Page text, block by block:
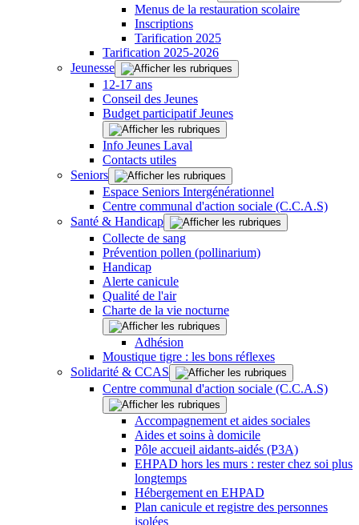
Menus de la restauration scolaire
Inscriptions
Tarification 2025
Tarification 2025-2026
Jeunesse
12-17 ans
Conseil des Jeunes
Budget participatif Jeunes
Info Jeunes Laval
Contacts utiles
Seniors
Espace Seniors Intergénérationnel
Centre communal d'action sociale (C.C.A.S)
Santé & Handicap
Collecte de sang
Prévention pollen (pollinarium)
Handicap
Alerte canicule
Qualité de l'air
Charte de la vie nocturne
Adhésion
Moustique tigre : les bons réflexes
Solidarité & CCAS
Centre communal d'action sociale (C.C.A.S)
Accompagnement et aides sociales
Aides et soins à domicile
Pôle accueil aidants-aidés (P3A)
EHPAD hors les murs : rester chez soi plus
longtemps
Hébergement en EHPAD
Plan canicule et registre des personnes
isolées